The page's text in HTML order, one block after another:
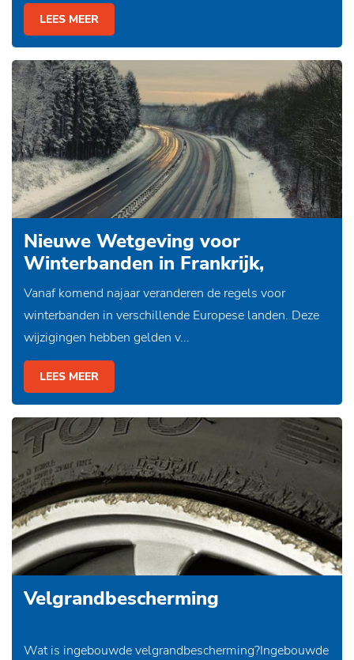
LEES MEER
Nieuwe Wetgeving voor
Winterbanden in Frankrijk,
Duitsland, Oostenrijk en Zweden
Vanaf komend najaar veranderen de regels voor
winterbanden in verschillende Europese landen. Deze
wijzigingen hebben gelden v...
LEES MEER
Velgrandbescherming
Wat is ingebouwde velgrandbescherming?Ingebouwde